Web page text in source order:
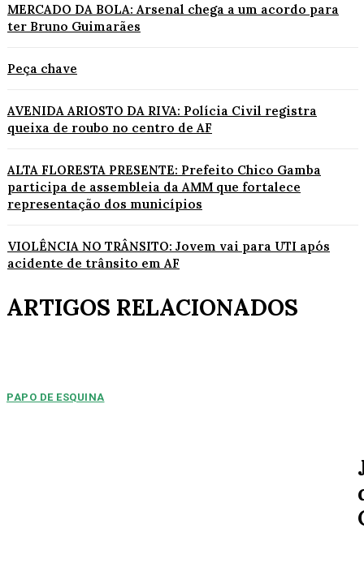
MERCADO DA BOLA: Arsenal chega a um acordo para
ter Bruno Guimarães
Peça chave
AVENIDA ARIOSTO DA RIVA: Polícia Civil registra
queixa de roubo no centro de AF
ALTA FLORESTA PRESENTE: Prefeito Chico Gamba
participa de assembleia da AMM que fortalece
representação dos municípios
VIOLÊNCIA NO TRÂNSITO: Jovem vai para UTI após
acidente de trânsito em AF
ARTIGOS RELACIONADOS
PAPO DE ESQUINA